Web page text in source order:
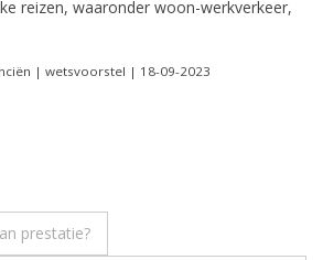
reizen, waaronder woon-werkverkeer,
| wetsvoorstel | 18-09-2023
prestatie?